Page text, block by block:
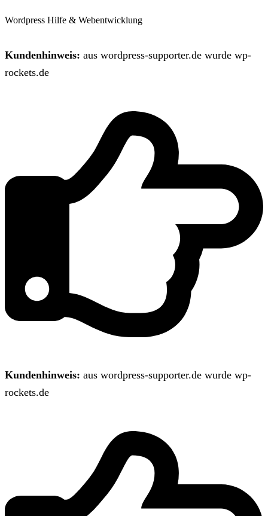
Wordpress Hilfe & Webentwicklung
Kundenhinweis: aus wordpress-supporter.de wurde wp-
rockets.de
Kundenhinweis: aus wordpress-supporter.de wurde wp-
rockets.de